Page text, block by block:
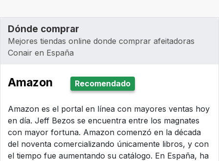
Dónde comprar
Mejores tiendas online donde comprar afeitadoras
Conair en España
Amazon Recomendado
Amazon es el portal en línea con mayores ventas hoy
en día. Jeff Bezos se encuentra entre los magnates
con mayor fortuna. Amazon comenzó en la década
del noventa comercializando únicamente libros, y con
el tiempo fue aumentando su catálogo. En España, ha